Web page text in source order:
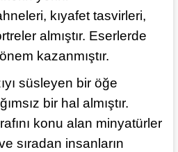
kıyafet tasvirleri,
almıştır. Eserlerde
kazanmıştır.
süsleyen bir öğe
bir hal almıştır.
konu alan minyatürler
sıradan insanların